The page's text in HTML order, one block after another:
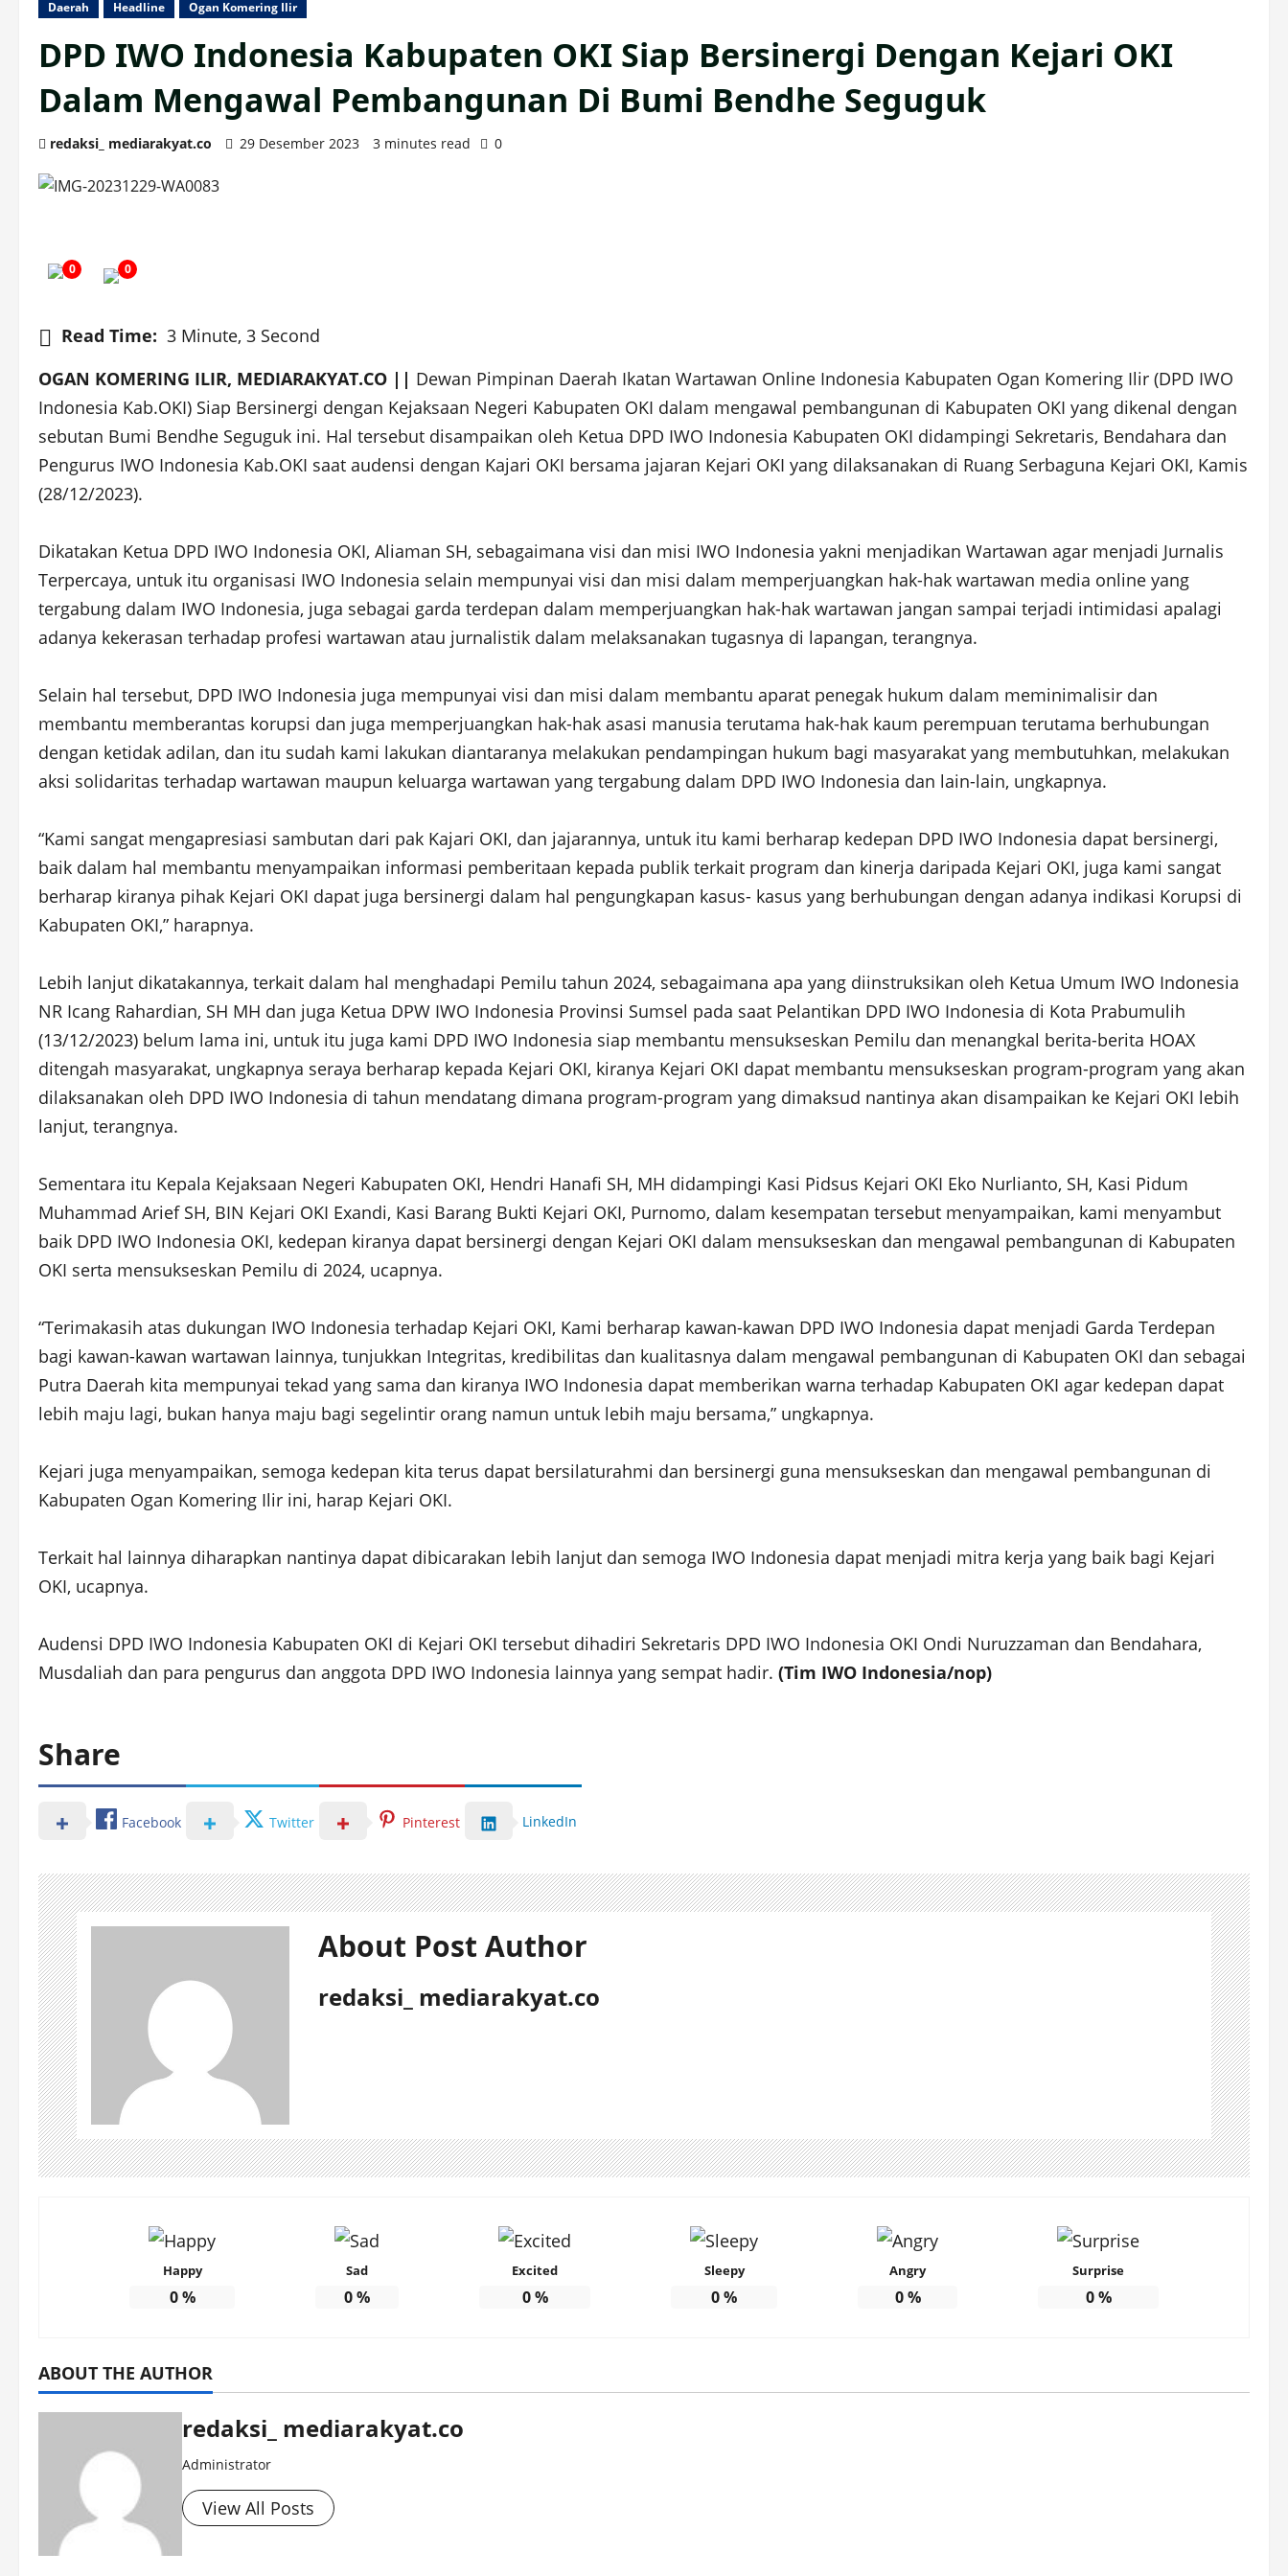
Daerah Headline Ogan Komering Ilir
DPD IWO Indonesia Kabupaten OKI Siap Bersinergi Dengan Kejari OKI
Dalam Mengawal Pembangunan Di Bumi Bendhe Seguguk
redaksi_ mediarakyat.co 29 Desember 2023 3 minutes read 0
0 0
Read Time: 3 Minute, 3 Second
OGAN KOMERING ILIR, MEDIARAKYAT.CO || Dewan Pimpinan Daerah Ikatan Wartawan Online Indonesia Kabupaten Ogan Komering Ilir (DPD IWO
Indonesia Kab.OKI) Siap Bersinergi dengan Kejaksaan Negeri Kabupaten OKI dalam mengawal pembangunan di Kabupaten OKI yang dikenal dengan
sebutan Bumi Bendhe Seguguk ini. Hal tersebut disampaikan oleh Ketua DPD IWO Indonesia Kabupaten OKI didampingi Sekretaris, Bendahara dan
Pengurus IWO Indonesia Kab.OKI saat audensi dengan Kajari OKI bersama jajaran Kejari OKI yang dilaksanakan di Ruang Serbaguna Kejari OKI, Kamis
(28/12/2023).
Dikatakan Ketua DPD IWO Indonesia OKI, Aliaman SH, sebagaimana visi dan misi IWO Indonesia yakni menjadikan Wartawan agar menjadi Jurnalis
Terpercaya, untuk itu organisasi IWO Indonesia selain mempunyai visi dan misi dalam memperjuangkan hak-hak wartawan media online yang
tergabung dalam IWO Indonesia, juga sebagai garda terdepan dalam memperjuangkan hak-hak wartawan jangan sampai terjadi intimidasi apalagi
adanya kekerasan terhadap profesi wartawan atau jurnalistik dalam melaksanakan tugasnya di lapangan, terangnya.
Selain hal tersebut, DPD IWO Indonesia juga mempunyai visi dan misi dalam membantu aparat penegak hukum dalam meminimalisir dan
membantu memberantas korupsi dan juga memperjuangkan hak-hak asasi manusia terutama hak-hak kaum perempuan terutama berhubungan
dengan ketidak adilan, dan itu sudah kami lakukan diantaranya melakukan pendampingan hukum bagi masyarakat yang membutuhkan, melakukan
aksi solidaritas terhadap wartawan maupun keluarga wartawan yang tergabung dalam DPD IWO Indonesia dan lain-lain, ungkapnya.
“Kami sangat mengapresiasi sambutan dari pak Kajari OKI, dan jajarannya, untuk itu kami berharap kedepan DPD IWO Indonesia dapat bersinergi,
baik dalam hal membantu menyampaikan informasi pemberitaan kepada publik terkait program dan kinerja daripada Kejari OKI, juga kami sangat
berharap kiranya pihak Kejari OKI dapat juga bersinergi dalam hal pengungkapan kasus- kasus yang berhubungan dengan adanya indikasi Korupsi di
Kabupaten OKI,” harapnya.
Lebih lanjut dikatakannya, terkait dalam hal menghadapi Pemilu tahun 2024, sebagaimana apa yang diinstruksikan oleh Ketua Umum IWO Indonesia
NR Icang Rahardian, SH MH dan juga Ketua DPW IWO Indonesia Provinsi Sumsel pada saat Pelantikan DPD IWO Indonesia di Kota Prabumulih
(13/12/2023) belum lama ini, untuk itu juga kami DPD IWO Indonesia siap membantu mensukseskan Pemilu dan menangkal berita-berita HOAX
ditengah masyarakat, ungkapnya seraya berharap kepada Kejari OKI, kiranya Kejari OKI dapat membantu mensukseskan program-program yang akan
dilaksanakan oleh DPD IWO Indonesia di tahun mendatang dimana program-program yang dimaksud nantinya akan disampaikan ke Kejari OKI lebih
lanjut, terangnya.
Sementara itu Kepala Kejaksaan Negeri Kabupaten OKI, Hendri Hanafi SH, MH didampingi Kasi Pidsus Kejari OKI Eko Nurlianto, SH, Kasi Pidum
Muhammad Arief SH, BIN Kejari OKI Exandi, Kasi Barang Bukti Kejari OKI, Purnomo, dalam kesempatan tersebut menyampaikan, kami menyambut
baik DPD IWO Indonesia OKI, kedepan kiranya dapat bersinergi dengan Kejari OKI dalam mensukseskan dan mengawal pembangunan di Kabupaten
OKI serta mensukseskan Pemilu di 2024, ucapnya.
“Terimakasih atas dukungan IWO Indonesia terhadap Kejari OKI, Kami berharap kawan-kawan DPD IWO Indonesia dapat menjadi Garda Terdepan
bagi kawan-kawan wartawan lainnya, tunjukkan Integritas, kredibilitas dan kualitasnya dalam mengawal pembangunan di Kabupaten OKI dan sebagai
Putra Daerah kita mempunyai tekad yang sama dan kiranya IWO Indonesia dapat memberikan warna terhadap Kabupaten OKI agar kedepan dapat
lebih maju lagi, bukan hanya maju bagi segelintir orang namun untuk lebih maju bersama,” ungkapnya.
Kejari juga menyampaikan, semoga kedepan kita terus dapat bersilaturahmi dan bersinergi guna mensukseskan dan mengawal pembangunan di
Kabupaten Ogan Komering Ilir ini, harap Kejari OKI.
Terkait hal lainnya diharapkan nantinya dapat dibicarakan lebih lanjut dan semoga IWO Indonesia dapat menjadi mitra kerja yang baik bagi Kejari
OKI, ucapnya.
Audensi DPD IWO Indonesia Kabupaten OKI di Kejari OKI tersebut dihadiri Sekretaris DPD IWO Indonesia OKI Ondi Nuruzzaman dan Bendahara,
Musdaliah dan para pengurus dan anggota DPD IWO Indonesia lainnya yang sempat hadir. (Tim IWO Indonesia/nop)
Share
Facebook Twitter Pinterest LinkedIn
About Post Author
redaksi_ mediarakyat.co
Happy
0%
Sad
0%
Excited
0%
Sleepy
0%
Angry
0%
Surprise
0%
ABOUT THE AUTHOR
redaksi_ mediarakyat.co
Administrator
View All Posts